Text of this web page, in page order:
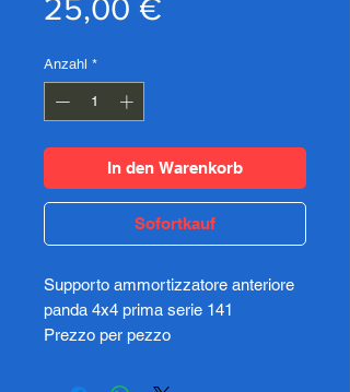
25,00 €
Anzahl *
In den Warenkorb
Sofortkauf
Supporto ammortizzatore anteriore
panda 4x4 prima serie 141
Prezzo per pezzo